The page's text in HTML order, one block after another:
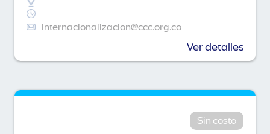
internacionalizacion@ccc.org.co
Ver detalles
Sin costo